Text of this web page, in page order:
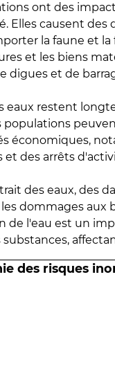
ont des
Elles causent
la faune et
et les biens
digues et de
eaux restent
populations
économiques,
et des arrêts
des eaux, des
dommages aux
de l'eau est un
des risques